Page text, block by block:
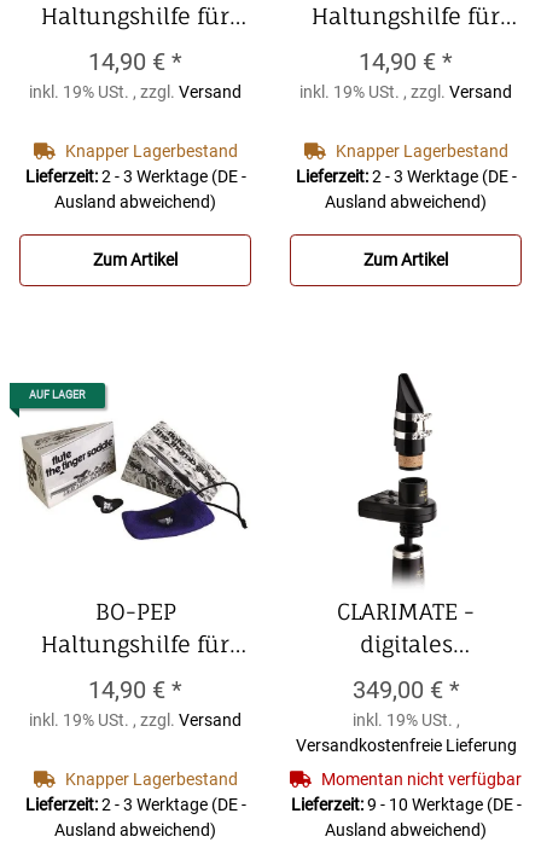
Haltungshilfe für
Querflöte 215
Aufsteckplatte
für Querflöte 215
Aufsteckplatte
14,90 € *
inkl. 19% USt. , zzgl. Versand
Knapper Lagerbestand
Lieferzeit:2 - 3 Werktage (DE -
Ausland abweichend)
Zum Artikel
Haltungshilfe für
Querflöte 216
Aufstecksattel
für Querflöte 216
Aufstecksattel
14,90 € *
inkl. 19% USt. , zzgl. Versand
Knapper Lagerbestand
Lieferzeit:2 - 3 Werktage (DE -
Ausland abweichend)
Zum Artikel
AUF LAGER
BO-PEP
Haltungshilfe für
Querflöte 217
Daumenstütze
BO-
für Querflöte 217
Daumenstütze
14,90 € *
inkl. 19% USt. , zzgl. Versand
Knapper Lagerbestand
Lieferzeit:2 - 3 Werktage (DE -
Ausland abweichend)
CLARIMATE -
digitales
Dämpfersystem von
BUFFET CRAMPON
CLARIMATE -
digitales
Dämpfersystem von
BUFFET CRAMPON
349,00 € *
inkl. 19% USt. ,
Versandkostenfreie Lieferung
Momentan nicht verfügbar
Lieferzeit:9 - 10 Werktage (DE -
Ausland abweichend)